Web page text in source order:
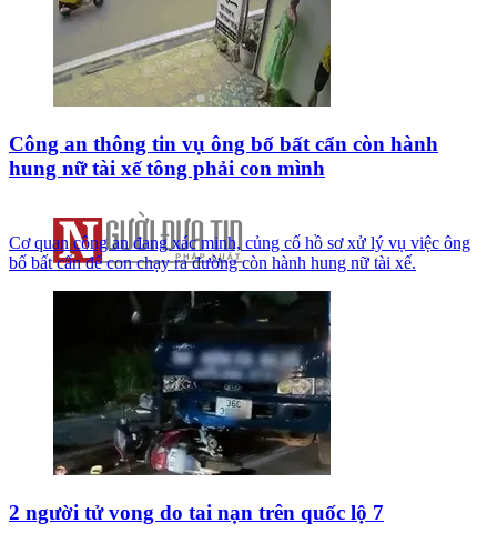
Công an thông tin vụ ông bố bất cẩn còn hành
hung nữ tài xế tông phải con mình
Cơ quan công an đang xác minh, củng cố hồ sơ xử lý vụ việc ông
bố bất cẩn để con chạy ra đường còn hành hung nữ tài xế.
2 người tử vong do tai nạn trên quốc lộ 7